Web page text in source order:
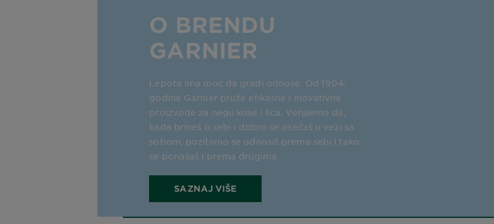
O BRENDU
GARNIER
Lepota ima moć da gradi odnose. Od 1904.
godine Garnier pruže efikasne i inovativne
proizvode za negu kose i lica. Verujemo da,
kada brineš o sebi i dobro se osećaš u vezi sa
sobom, pozitivno se odnosiš prema sebi I tako
se ponašaš I prema drugima.
SAZNAJ VIŠE